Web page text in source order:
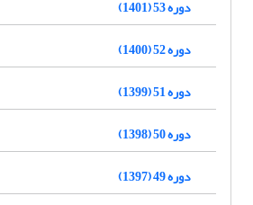
دوره 53 (1401)
دوره 52 (1400)
دوره 51 (1399)
دوره 50 (1398)
دوره 49 (1397)